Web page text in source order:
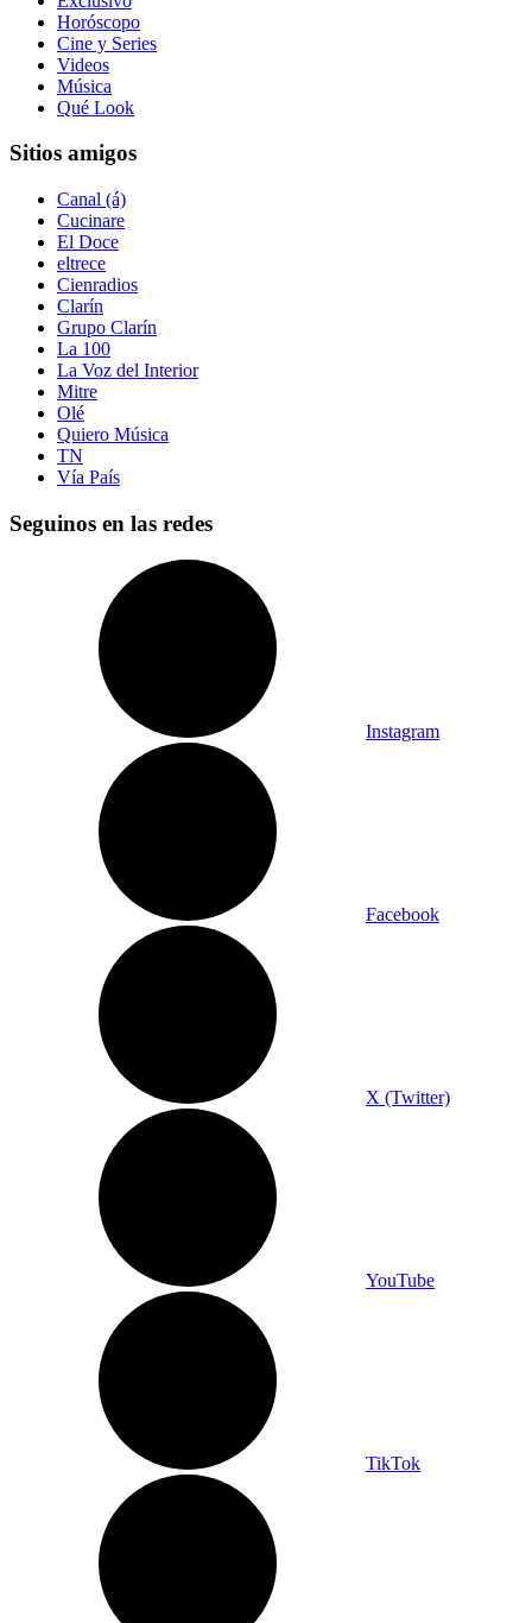
Horóscopo
Cine y Series
Videos
Música
Qué Look
Sitios amigos
Canal (á)
Cucinare
El Doce
eltrece
Cienradios
Clarín
Grupo Clarín
La 100
La Voz del Interior
Mitre
Olé
Quiero Música
TN
Vía País
Seguinos en las redes
Instagram
Facebook
X (Twitter)
YouTube
TikTok